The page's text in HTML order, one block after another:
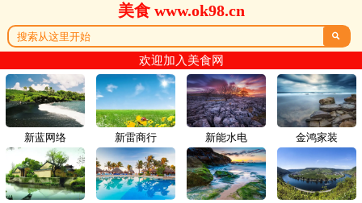
美食 www.ok98.cn

欢迎加入美食网
新蓝网络 新雷商行 新能水电 金鸿家装